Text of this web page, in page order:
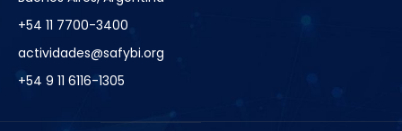
+54 11 7700-3400
actividades@safybi.org
+54 9 11 6116-1305